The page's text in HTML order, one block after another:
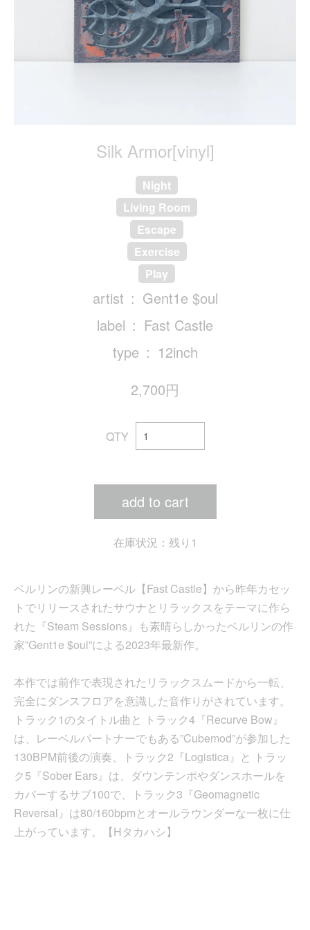
Silk Armor[vinyl]
Night
Living Room
Escape
Exercise
Play
artist
Gent1e $oul
label
Fast Castle
type
12inch
2,700円
QTY
add to cart
在庫状況：残り1
ベルリンの新興レーベル【Fast Castle】から昨年カセッ
トでリリースされたサウナとリラックスをテーマに作ら
れた『Steam Sessions』も素晴らしかったベルリンの作
家”Gent1e $oul”による2023年最新作。
本作では前作で表現されたリラックスムードから一転、
完全にダンスフロアを意識した音作りがされています。
トラック1のタイトル曲と トラック4『Recurve Bow』
は、レーベルパートナーでもある”Cubemod”が参加した
130BPM前後の演奏、トラック2『Logistica』と トラッ
ク5『Sober Ears』は、ダウンテンポやダンスホールを
カバーするサブ100で、トラック3『Geomagnetic
Reversal』は80/160bpmとオールラウンダーな一枚に仕
上がっています。【Hタカハシ】